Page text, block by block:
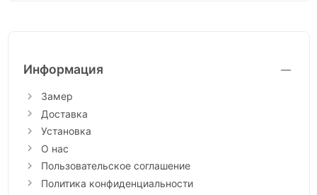
Информация
Замер
Доставка
Установка
О нас
Пользовательское соглашение
Политика конфиденциальности